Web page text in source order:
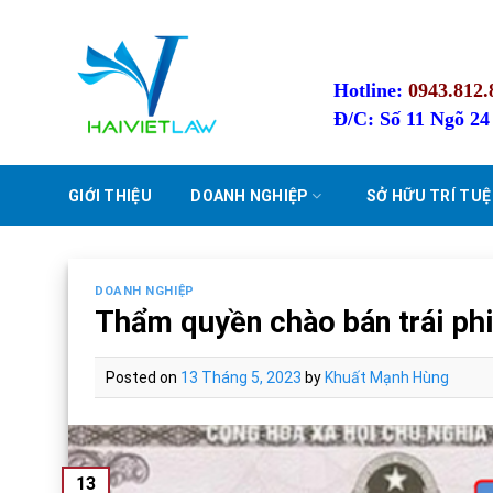
Hotline:
Đ/C: Số 11 Ngõ
GIỚI THIỆU DOANH NGHIỆP SỞ HỮU TRÍ TUỆ
DOANH NGHIỆP
Thẩm quyền chào bán trái
Posted on 13 Tháng 5, 2023 by Khuất Mạnh Hùng
13